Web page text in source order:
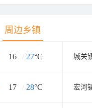
周边乡镇
16 / 27°C 城关
17 / 28°C 宏河